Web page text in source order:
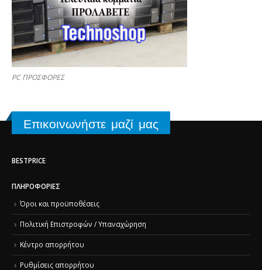
PC ΠΡΟΣΦΟΡΕΣ
Επικοινωνήστε μαζί μας
BESTPRICE
ΠΛΗΡΟΦΟΡΊΕΣ
Όροι και προϋποθέσεις
Πολιτική Επιστροφών / Υπαναχώρηση
Κέντρο απορρήτου
Ρυθμίσεις απορρήτου